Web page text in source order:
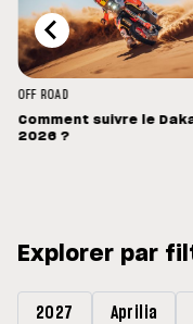
OFF ROAD
Comment suivre le
2026 ?
Explorer par
2027 Aprilia